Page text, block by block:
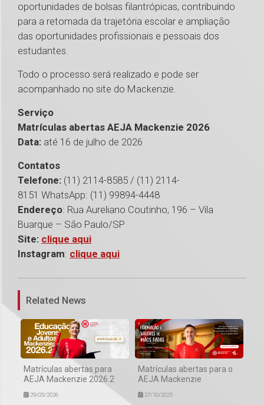
oportunidades de bolsas filantrópicas, contribuindo
para a retomada da trajetória escolar e ampliação
das oportunidades profissionais e pessoais dos
estudantes.
Todo o processo será realizado e pode ser
acompanhado no site do Mackenzie.
Serviço
Matrículas abertas AEJA Mackenzie 2026
Data: até 16 de julho de 2026
Contatos
Telefone: (11) 2114-8585 / (11) 2114-
8151 WhatsApp: (11) 99894-4448
Endereço: Rua Aureliano Coutinho, 196 – Vila
Buarque – São Paulo/SP
Site: clique aqui
Instagram: clique aqui
Related News
Matrículas abertas para
AEJA Mackenzie 2026.2
29/05/2026
Matrículas abertas para o
AEJA Mackenzie
27/10/2025